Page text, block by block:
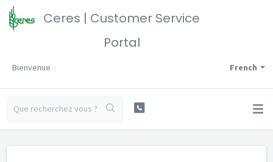
Ceres | Customer Service
Portal
French
Bienvenue